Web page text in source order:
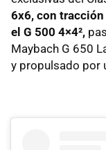
6x6, con
el G 500 4×4²,
Maybach G 650
y propulsado por